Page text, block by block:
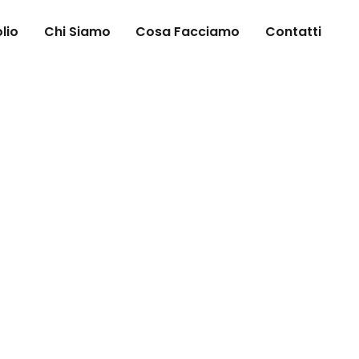
Chi Siamo Cosa Facciamo Contatti